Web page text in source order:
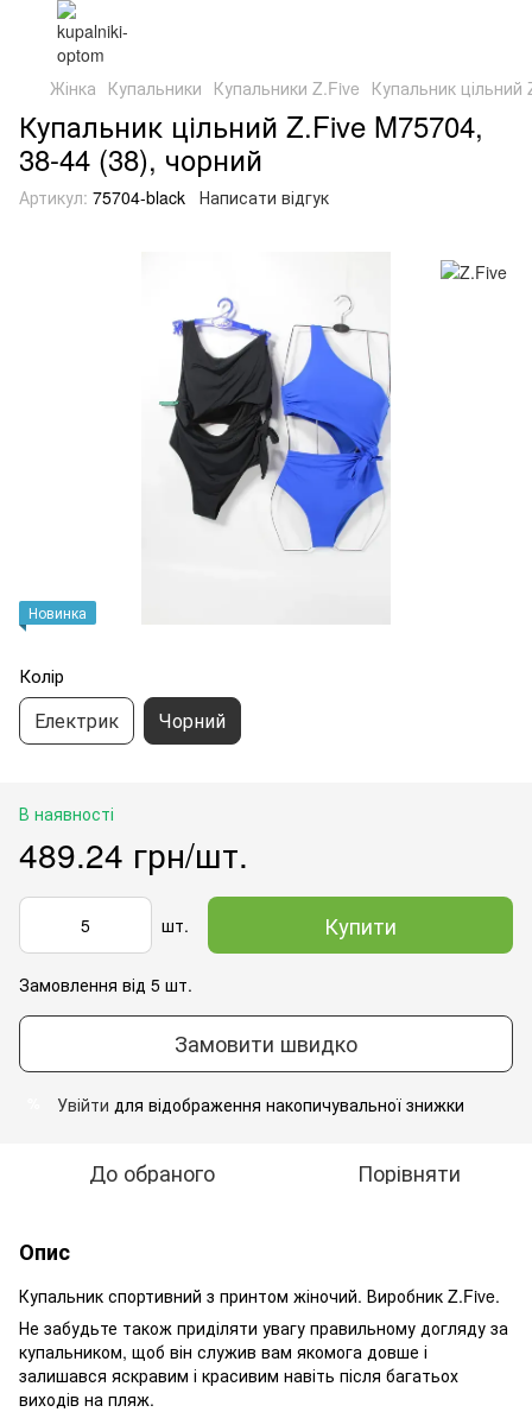
Жінка Купальники Купальники Z.Five Купальник
Купальник цільний Z.Five M75704,
38-44 (38), чорний
Артикул: 75704-black Написати відгук
Новинка
Колір
Електрик Чорний
В наявності
489.24 грн/шт.
шт. Купити
Замовлення від 5 шт.
Замовити швидко
Увійти для відображення накопичувальної знижки
До обраного Порівняти
Опис
Купальник спортивний з принтом жіночий. Виробник Z.Five.
Не забудьте також приділяти увагу правильному догляду за
купальником, щоб він служив вам якомога довше і
залишався яскравим і красивим навіть після багатьох
виходів на пляж.